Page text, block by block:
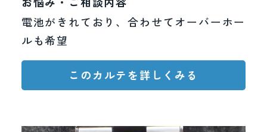
電池がきれており、合わせてオーバーホー
ルも希望
このカルテを詳しくみる
今後の受付につきましては、サービス提供体制や運営
方針を踏まえ、慎重に検討してまいります。
お客様にはご不便をおかけいたしますが、何卒ご理解
賜りますようお願い申し上げます。
び業者様からの修理のご依頼につきま
しては、引き続き対応してまいりま
す。
今後の受付につきましては、サービス